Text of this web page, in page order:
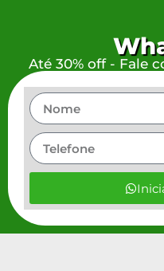
Até 30% off - Fale